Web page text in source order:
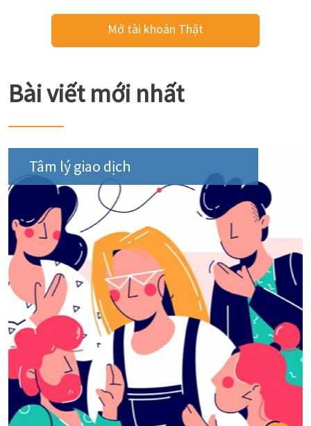
Mở tài khoản Thật
Bài viết mới nhất
Tâm lý giao dịch